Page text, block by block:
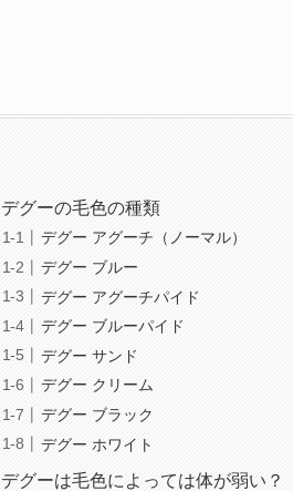
デグーの毛色の種類
デグー アグーチ（ノーマル）
デグー ブルー
デグー アグーチパイド
デグー ブルーパイド
デグー サンド
デグー クリーム
デグー ブラック
デグー ホワイト
デグーは毛色によっては体が弱い？